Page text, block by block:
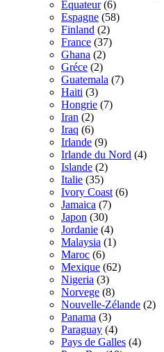
Equateur (6)
Espagne (58)
Finland (2)
France (37)
Ghana (2)
Gréce (2)
Guatemala (7)
Haiti (3)
Hongrie (7)
Iran (2)
Iraq (6)
Irlande (9)
Irlande du Nord (4)
Islande (2)
Italie (35)
Ivory Coast (6)
Jamaica (7)
Japon (30)
Jordanie (4)
Malaysia (1)
Maroc (6)
Mexique (62)
Nigeria (3)
Norvege (8)
Nouvelle-Zélande (2)
Panama (3)
Paraguay (4)
Pays de Galles (4)